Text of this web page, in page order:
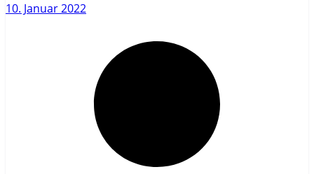
10. Januar 2022